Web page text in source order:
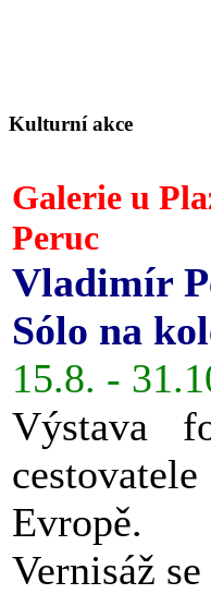
Kulturní akce
Galerie u
Peruc
Vladimír
Sólo na
15.8. -
Výstava
Evropě.
Vernisáž